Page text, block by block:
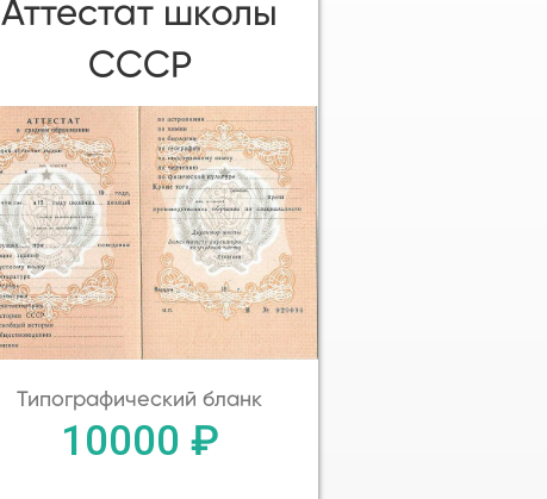
Аттестат школы
СССР
Типографический бланк
10000 ₽